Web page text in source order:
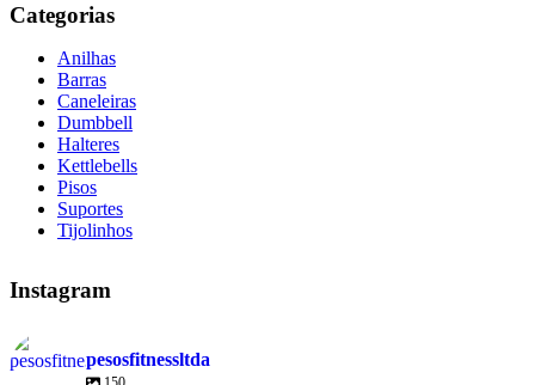
Categorias
Anilhas
Barras
Caneleiras
Dumbbell
Halteres
Kettlebells
Pisos
Suportes
Tijolinhos
Instagram
pesosfitnessltda